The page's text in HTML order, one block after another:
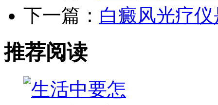
下一篇： 白癜风光疗
推荐阅读